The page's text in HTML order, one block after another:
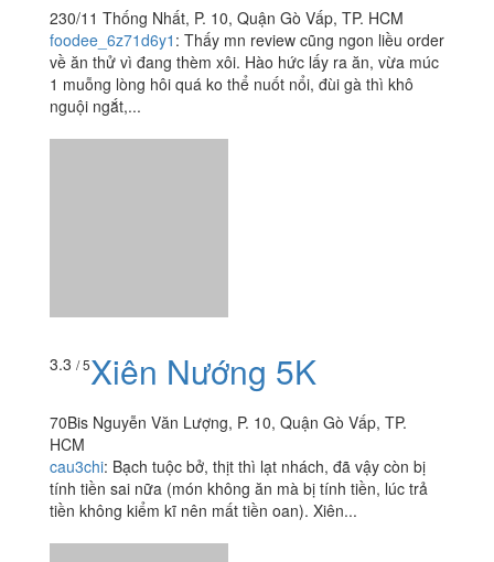
230/11 Thống Nhất, P. 10, Quận Gò Vấp, TP. HCM
foodee_6z71d6y1 : Thấy mn review cũng ngon liều order
về ăn thử vì đang thèm xôi. Hào hức lấy ra ăn, vừa múc
1 muỗng lòng hôi quá ko thể nuốt nổi, đùi gà thì khô
nguội ngắt,...
tính tiền sai nữa (món không ăn mà bị tính tiền, lúc trả
3.2/ 5 World Milk Tea - Lotte
Mart Gò Vấp
242 Nguyễn Văn Lượng, P. 10, Quận Gò Vấp, TP. HCM
lekina101:Mỗi lần đi xem phim ở Lotte Cinema đều ghé